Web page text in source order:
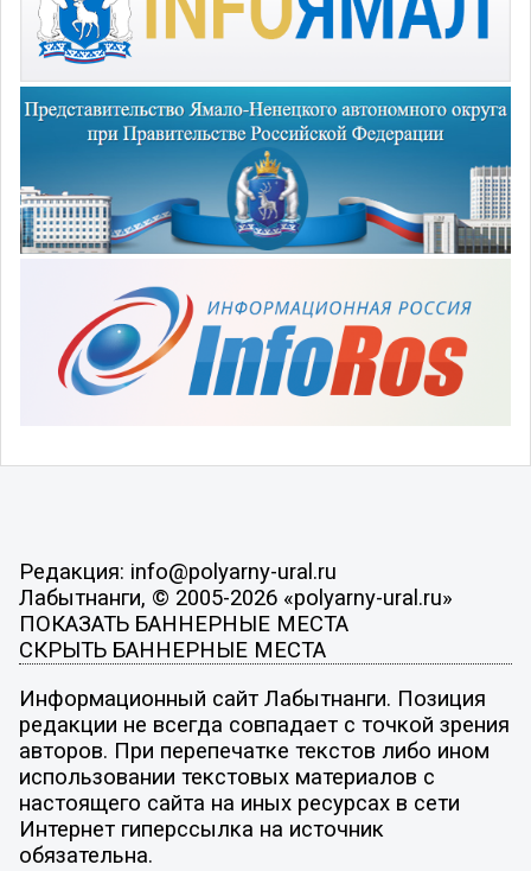
Редакция: info@polyarny-ural.ru
Лабытнанги, © 2005-2026 «polyarny-ural.ru»
ПОКАЗАТЬ БАННЕРНЫЕ МЕСТА
СКРЫТЬ БАННЕРНЫЕ МЕСТА
Информационный сайт Лабытнанги. Позиция
редакции не всегда совпадает с точкой зрения
авторов. При перепечатке текстов либо ином
использовании текстовых материалов с
настоящего сайта на иных ресурсах в сети
Интернет гиперссылка на источник
обязательна.